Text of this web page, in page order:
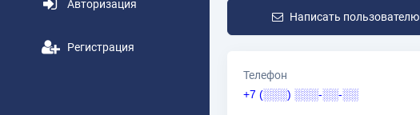
Авторизация
Регистрация
Написать пользователю
Телефон
+7 (░░░) ░░░-░░-░░